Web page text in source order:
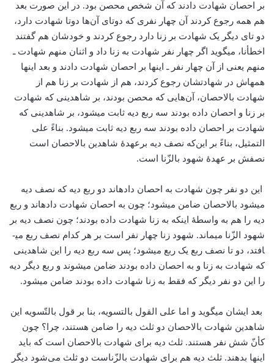
بر احصان شهادت دادند که آن شخص محصن بود. در این صورت بعد
هم همه رجوع کردند آن چهار نفری که دوتای آن‌ها دوتا شهادت دارد،
دو تای دیگر یک شهادت بر زنا دارد رجوع کردند و خودشان هم گفتند
اخطأنا، می­گوید اگر چهار نفر شهادت به زنا داد و اثنان منهم شهادت ـ
منهم یعنی از آن چهار نفر ـ اینها بر احصان شهادت دادند و بعد اینها
همه­اش در شهادتشان رجوع کردند، هم از شهادت بر زنا هم از
شهادت بالاحصان، آن‌هایی که محصن بودند، بر شاهدینی که شهادت
بر زنا و احصان داده بودند سه ربع دیه ثابت می­شود، بر شاهدینی که
شهادت بر احصان داده بودند سه ربع دیه ثابت می­شود. بناءً علی
التمثیل، بناءً بر این‌كه نصف دیه برعهدۀ شاهدین بالاحصان است
نصفش بر عهدۀ شهود بالزّنا است.
این دو نفر چون شهادت به احصان داده­اند دو ربع دیه که نصف دیه
می­شود بالاحصان ضامن می­شود؛ چون به احصان شهادت داده­اند و ربع
دیه را هم به واسطۀ اینکه به زنا شهادت داده بودند؛ چون نصف دیه بر
شهود الزّنا می­ماند. شهود زنا چهار نفر است بر هر کدام نصف ربع می­
افتد، دو تا نصف ربع یک ربع می­شود؛ پس سه ربع دیه را این شاهدینی
که شهادت به زنا و به احصان داده بودند ضامن می­شوند و ربع دیگر دیه
را این دو نفر دیگر که فقط به زنا شهادت داده بودند ضامن می­شود.
بعد ایشان می­گوید و اما علی القول بالتسویه، بنا بر قول بالتّسویه این
شاهدین شهادت بالاحصان دو ثلث دیه را ضامن هستند، چرا؟ چون
کأنّ شش نفر هستند. ثلث دیه برای شهادت بالاحصان است که باید
اینها بدهند. ثلث دیه هم برای شهادت بالزّناست دو ثلث می‌شود دیگر